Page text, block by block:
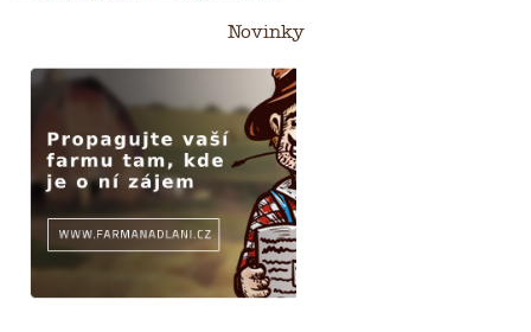
Novinky